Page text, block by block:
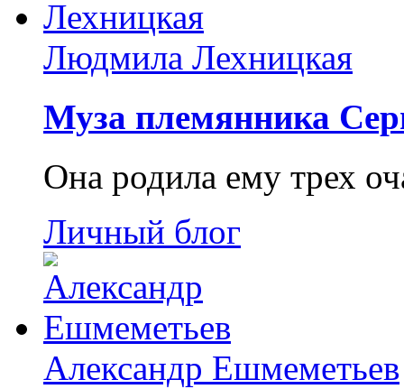
Людмила Лехницкая
Муза племянника
Она родила ему трех
Личный блог
Александр Ешмеметьев